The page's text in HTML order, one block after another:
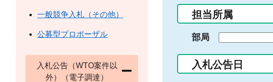
ー
入
力
担当所属
部局
入札公告日
一般競争入札（その他）
公募型プロポーザル
入札公告（WTO案件以
外）（電子調達）